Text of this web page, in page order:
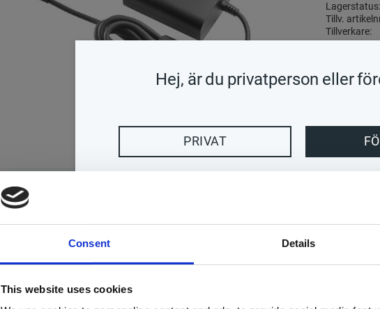
Consent Details
This website uses cookies
Lagerstatus
Tillv.
Tillverkare
Hej, är du privatperson eller
PRIVAT